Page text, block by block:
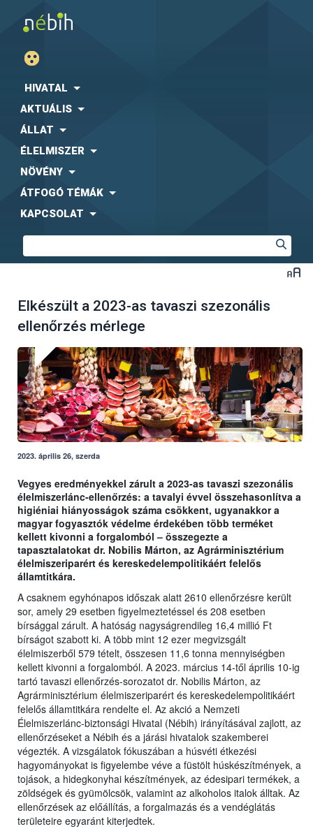
HIVATAL
AKTUÁLIS
ÁLLAT
ÉLELMISZER
NÖVÉNY
ÁTFOGÓ TÉMÁK
KAPCSOLAT
Elkészült a 2023-as tavaszi szezonális
ellenőrzés mérlege
2023. április 26, szerda
Vegyes eredményekkel zárult a 2023-as tavaszi szezonális
élelmiszerlánc-ellenőrzés: a tavalyi évvel összehasonlítva a
higiéniai hiányosságok száma csökkent, ugyanakkor a
magyar fogyasztók védelme érdekében több terméket
kellett kivonni a forgalomból – összegezte a
tapasztalatokat dr. Nobilis Márton, az Agrárminisztérium
élelmiszeriparért és kereskedelempolitikáért felelős
államtitkára.
A csaknem egyhónapos időszak alatt 2610 ellenőrzésre került
sor, amely 29 esetben figyelmeztetéssel és 208 esetben
bírsággal zárult. A hatóság nagyságrendileg 16,4 millió Ft
bírságot szabott ki. A több mint 12 ezer megvizsgált
élelmiszerből 579 tételt, összesen 11,6 tonna mennyiségben
kellett kivonni a forgalomból. A 2023. március 14-től április 10-ig
tartó tavaszi ellenőrzés-sorozatot dr. Nobilis Márton, az
Agrárminisztérium élelmiszeriparért és kereskedelempolitikáért
felelős államtitkára rendelte el. Az akció a Nemzeti
Élelmiszerlánc-biztonsági Hivatal (Nébih) irányításával zajlott, az
ellenőrzéseket a Nébih és a járási hivatalok szakemberei
végezték. A vizsgálatok fókuszában a húsvéti étkezési
hagyományokat is figyelembe véve a füstölt húskészítmények, a
tojások, a hidegkonyhai készítmények, az édesipari termékek, a
zöldségek és gyümölcsök, valamint az alkoholos italok álltak. Az
ellenőrzések az előállítás, a forgalmazás és a vendéglátás
területeire egyaránt kiterjedtek.